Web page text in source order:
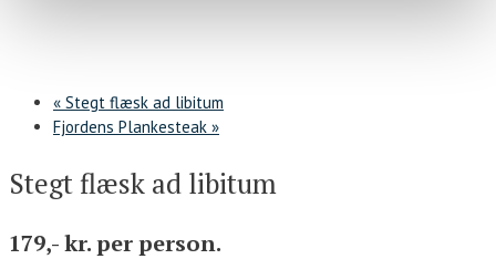
« Stegt flæsk ad libitum
Fjordens Plankesteak »
Stegt flæsk ad libitum
179,- kr. per person.